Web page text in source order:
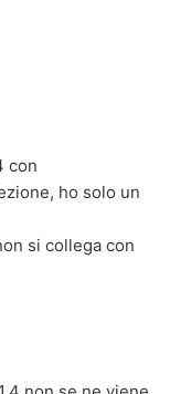
con
ho solo un
si collega con